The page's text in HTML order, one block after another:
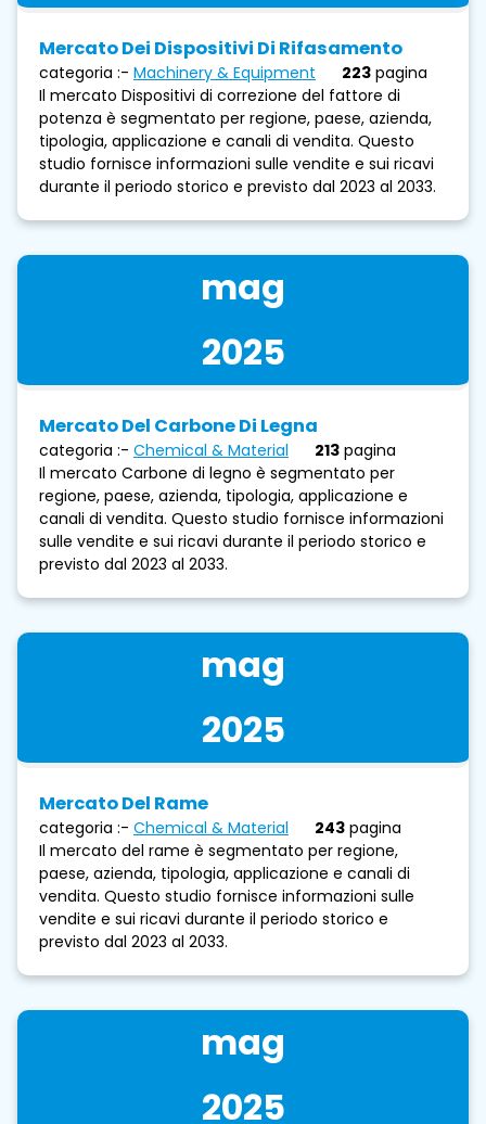
Mercato Dei Dispositivi Di Rifasamento
categoria :- Machinery & Equipment 223 pagina
Il mercato Dispositivi di correzione del fattore di
potenza è segmentato per regione, paese, azienda,
tipologia, applicazione e canali di vendita. Questo
studio fornisce informazioni sulle vendite e sui ricavi
durante il periodo storico e previsto dal 2023 al 2033.
mag
2025
Mercato Del Carbone Di Legna
categoria :- Chemical & Material 213 pagina
Il mercato Carbone di legno è segmentato per
regione, paese, azienda, tipologia, applicazione e
canali di vendita. Questo studio fornisce informazioni
sulle vendite e sui ricavi durante il periodo storico e
previsto dal 2023 al 2033.
mag
2025
Mercato Del Rame
categoria :- Chemical & Material 243 pagina
Il mercato del rame è segmentato per regione,
paese, azienda, tipologia, applicazione e canali di
vendita. Questo studio fornisce informazioni sulle
vendite e sui ricavi durante il periodo storico e
previsto dal 2023 al 2033.
mag
2025